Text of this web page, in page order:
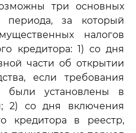
три основных
периода, за который
налогов
кредитора: 1) со дня
части об открытии
если требования
были установлены в
2) со дня включения
кредитора в реестр,